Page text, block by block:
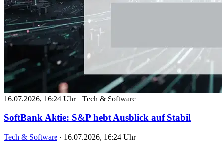
16.07.2026, 16:24 Uhr · Tech & Software
SoftBank Aktie: S&P hebt Ausblick auf Stabil
Tech & Software · 16.07.2026, 16:24 Uhr